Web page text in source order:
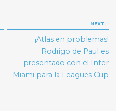
NEXT:
¡Atlas en problemas!
Rodrigo de Paul es
presentado con el Inter
Miami para la Leagues Cup